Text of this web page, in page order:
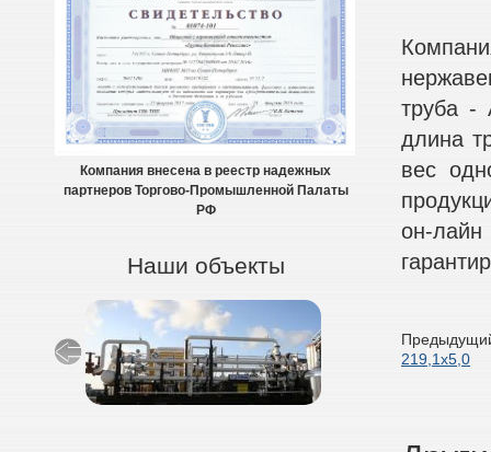
Компания внесена в реестр надежных
партнеров Торгово-Промышленной Палаты
РФ
Наши объекты
труба -
длина
вес
он-лайн
219,1х5,0